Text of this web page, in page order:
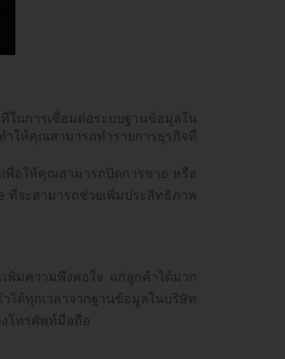
นการเชื่อมต่อระบบฐานข้อมูลใน
ให้คุณสามารถทำรายการธุรกิจที่
พื่อให้คุณสามารถปิดการขาย หรือ
ที่จะสามารถช่วยเพิ่มประสิทธิภาพ
พิ่มความพึงพอใจ แก่ลูกค้าได้มาก
ทุกเวลาจากฐานข้อมูลในบริษัท
โทรศัพท์มือถือ